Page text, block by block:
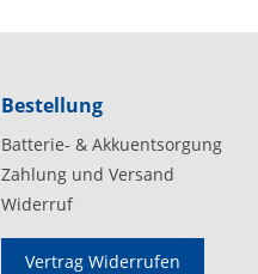
Bestellung
Batterie- & Akkuentsorgung
Zahlung und Versand
Widerruf
Vertrag Widerrufen